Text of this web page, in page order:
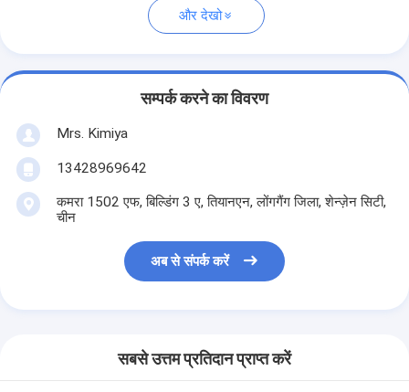
और देखो
सम्पर्क करने का विवरण
Mrs. Kimiya
13428969642
कमरा 1502 एफ, बिल्डिंग 3 ए, तियानएन, लोंगगैंग जिला, शेन्ज़ेन सिटी,
चीन
अब से संपर्क करें
सबसे उत्तम प्रतिदान प्राप्त करें